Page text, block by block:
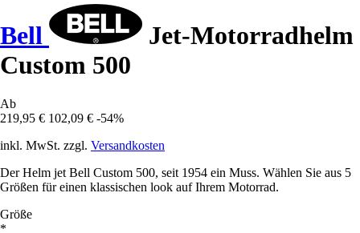
Bell
Jet-Motorradhelm
Custom 500
Ab
219,95 € 102,09 € -54%
inkl. MwSt. zzgl. Versandkosten
Der Helm jet Bell Custom 500, seit 1954 ein Muss. Wählen Sie aus 5
Größen für einen klassischen look auf Ihrem Motorrad.
Größe
*